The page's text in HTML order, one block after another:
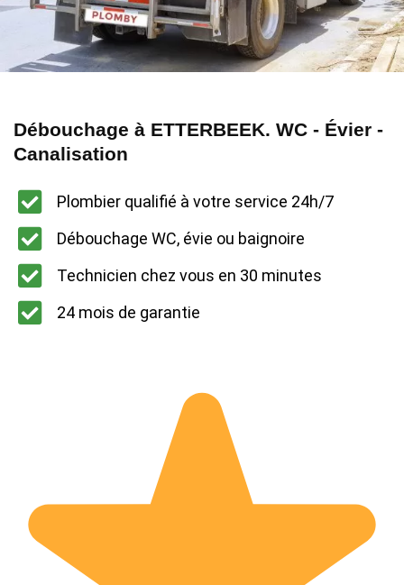
Débouchage à ETTERBEEK. WC - Évier -
Canalisation
Plombier qualifié à votre service 24h/7
Débouchage WC, évie ou baignoire
Technicien chez vous en 30 minutes
24 mois de garantie